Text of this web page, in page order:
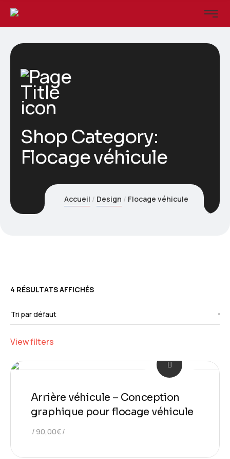
Shop Category:
Flocage véhicule
Accueil Design Flocage véhicule
4 RÉSULTATS AFFICHÉS
View filters
Arrière véhicule – Conception
graphique pour flocage véhicule
90,00€